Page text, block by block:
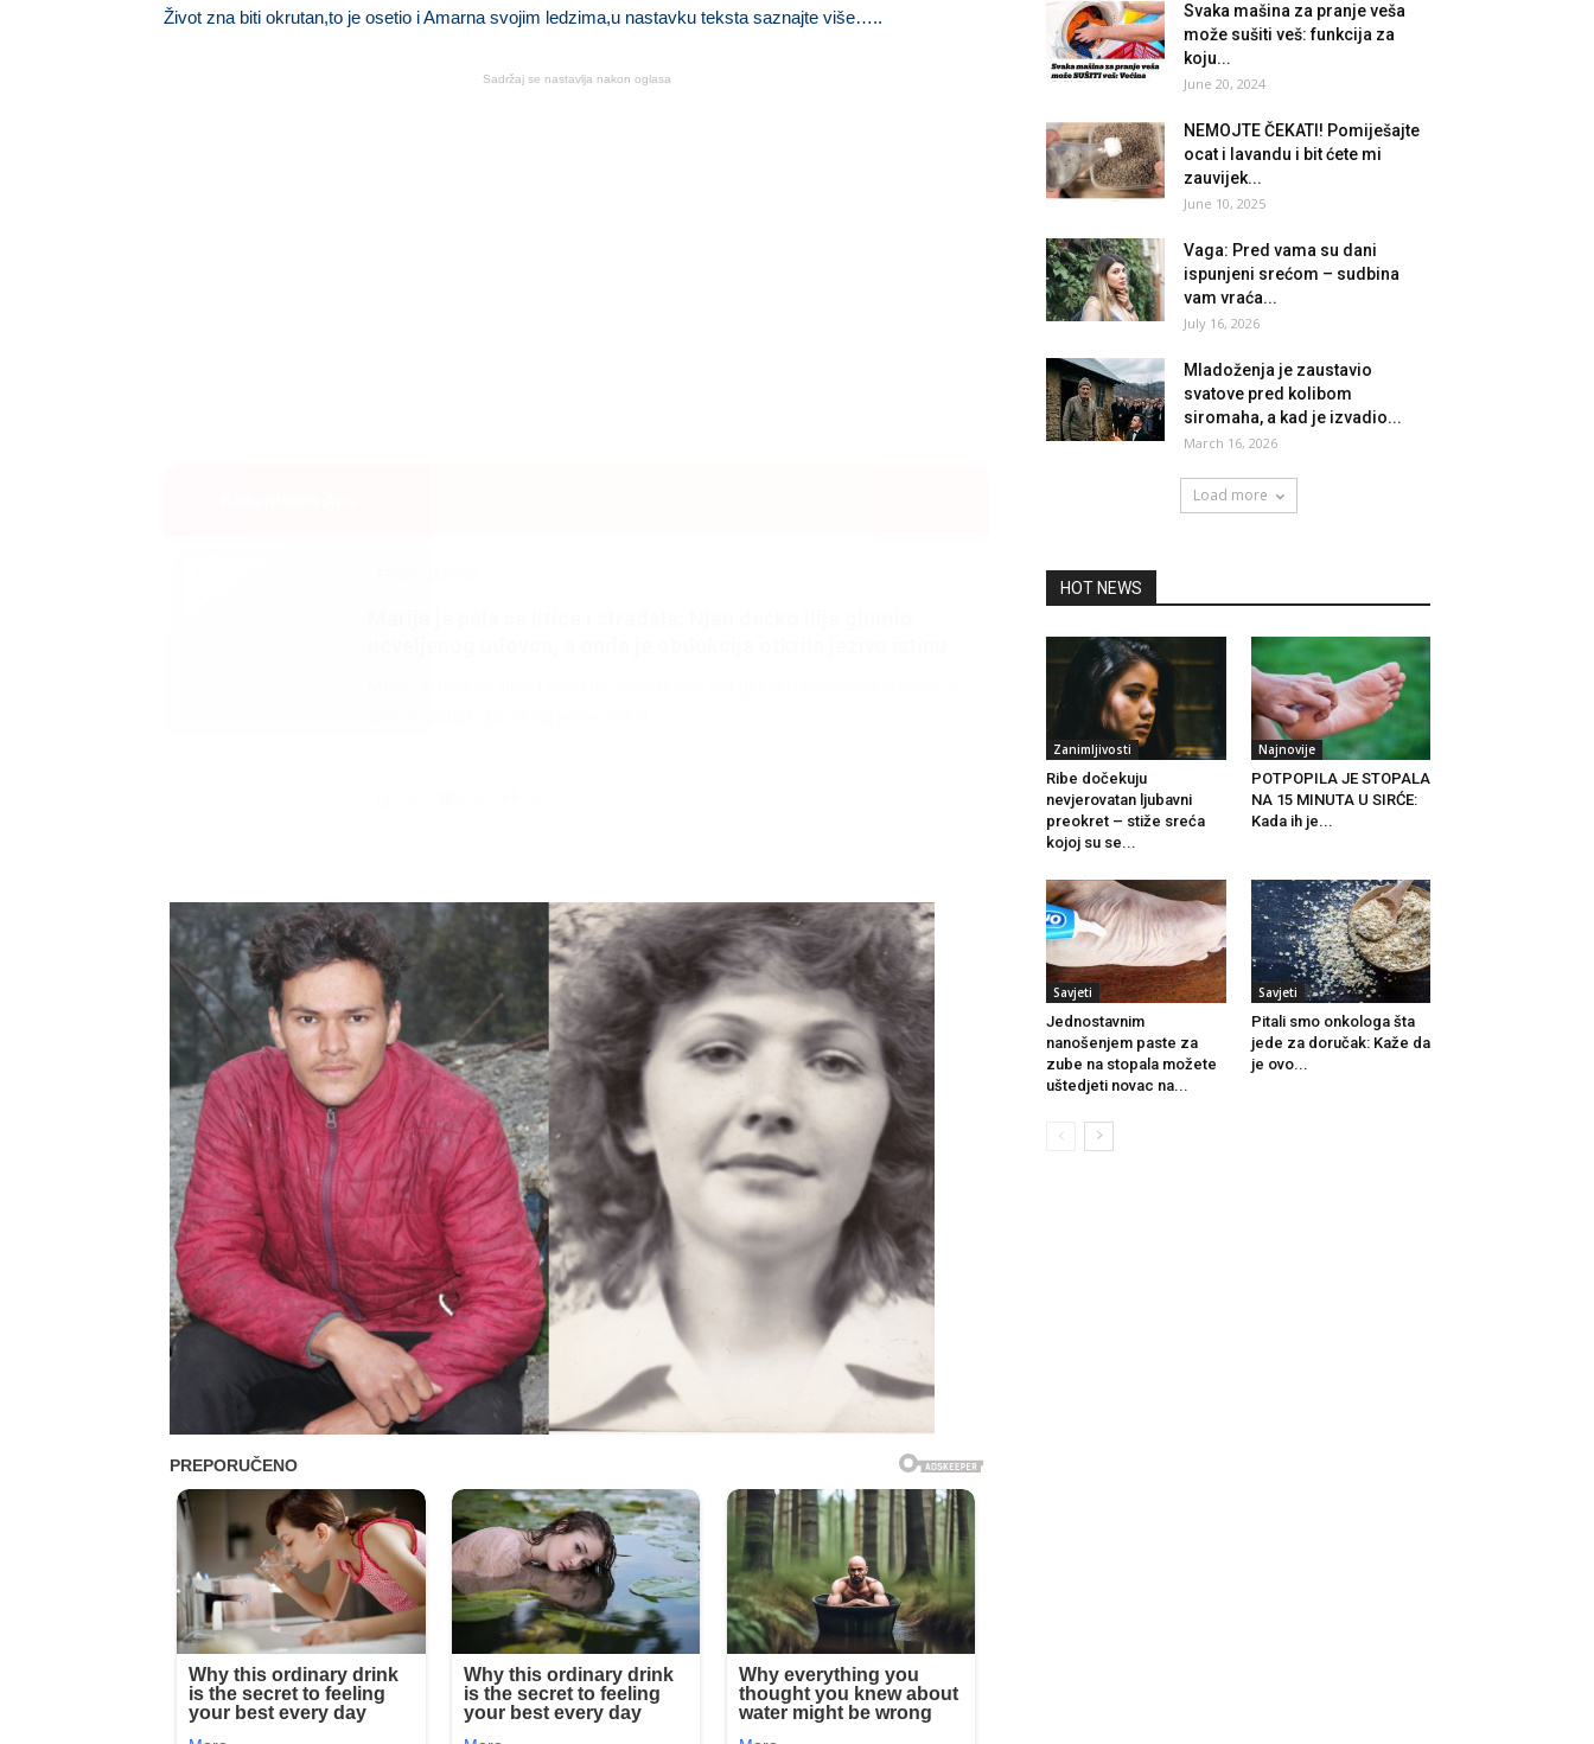
Život zna biti okrutan,to je osetio i Amarna svojim ledzima,u nastavku teksta saznajte više…..
Sadržaj se nastavlja nakon oglasa
Svaka mašina za pranje veša
može sušiti veš: funkcija za
koju...
June 20, 2024
NEMOJTE ČEKATI! Pomiješajte
ocat i lavandu i bit ćete mi
zauvijek...
June 10, 2025
Vaga: Pred vama su dani
ispunjeni srećom – sudbina
vam vraća...
July 16, 2026
Mladoženja je zaustavio
svatove pred kolibom
siromaha, a kad je izvadio...
March 16, 2026
Load more
HOT NEWS
Zanimljivosti
Ribe dočekuju
nevjerovatan ljubavni
preokret – stiže sreća
kojoj su se...
Najnovije
POTPOPILA JE STOPALA
NA 15 MINUTA U SIRĆE:
Kada ih je...
Savjeti
Jednostavnim
nanošenjem paste za
zube na stopala možete
uštedjeti novac na...
Savjeti
Pitali smo onkologa šta
jede za doručak: Kaže da
je ovo...